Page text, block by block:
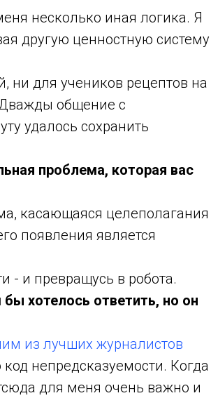
несколько иная логика. Я
другую ценностную систему
ни для учеников рецептов на
общение с
удалось сохранить
проблема, которая вас
касающаяся целеполагания
появления является
- и превращусь в робота.
хотелось ответить, но он
из лучших журналистов
непредсказуемости. Когда
для меня очень важно и